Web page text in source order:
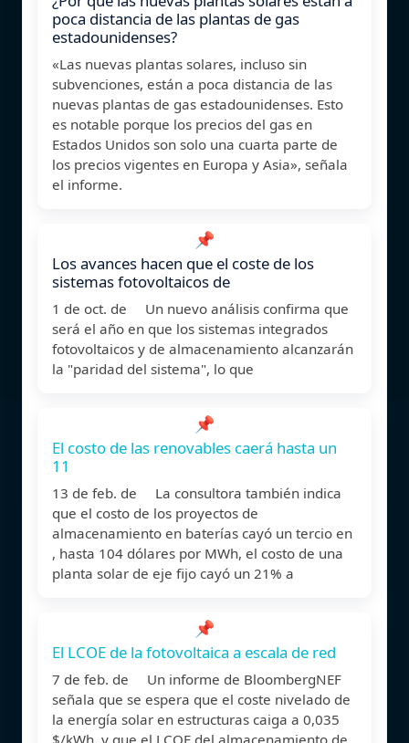
poca distancia de las plantas de gas
estadounidenses?
«Las nuevas plantas solares, incluso sin
subvenciones, están a poca distancia de las
nuevas plantas de gas estadounidenses. Esto
es notable porque los precios del gas en
Estados Unidos son solo una cuarta parte de
los precios vigentes en Europa y Asia», señala
el informe.
📌
Los avances hacen que el coste de los
sistemas fotovoltaicos de
1 de oct. de Un nuevo análisis confirma que
será el año en que los sistemas integrados
fotovoltaicos y de almacenamiento alcanzarán
la "paridad del sistema", lo que
📌
El costo de las renovables caerá hasta un
11
13 de feb. de La consultora también indica
que el costo de los proyectos de
almacenamiento en baterías cayó un tercio en
, hasta 104 dólares por MWh, el costo de una
planta solar de eje fijo cayó un 21% a
📌
El LCOE de la fotovoltaica a escala de red
7 de feb. de Un informe de BloombergNEF
señala que se espera que el coste nivelado de
la energía solar en estructuras caiga a 0,035
$/kWh, y que el LCOE del almacenamiento de